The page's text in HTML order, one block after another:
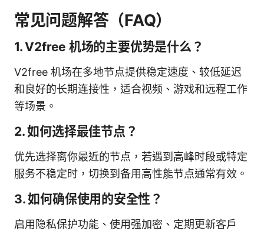
常见问题解答（FAQ）
1. V2free 机场的主要优势是什么？
V2free 机场在多地节点提供稳定速度、较低延迟
和良好的长期连接性，适合视频、游戏和远程工作
等场景。
2. 如何选择最佳节点？
优先选择离你最近的节点，若遇到高峰时段或特定
服务不稳定时，切换到备用高性能节点通常有效。
3. 如何确保使用的安全性？
启用隐私保护功能、使用强加密、定期更新客户